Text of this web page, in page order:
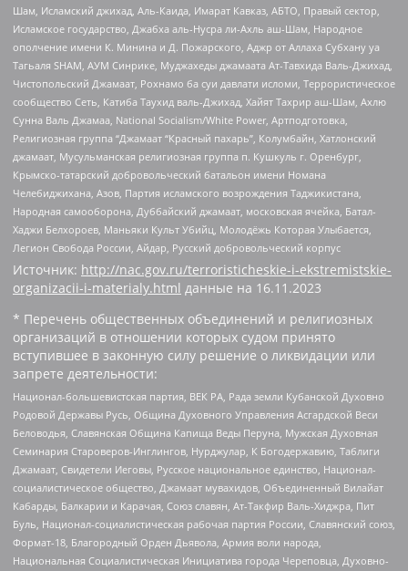
Шам, Исламский джихад, Аль-Каида, Имарат Кавказ, АБТО, Правый сектор,
Исламское государство, Джабха аль-Нусра ли-Ахль аш-Шам, Народное
ополчение имени К. Минина и Д. Пожарского, Аджр от Аллаха Субхану уа
Тагьаля SHAM, АУМ Синрике, Муджахеды джамаата Ат-Тавхида Валь-Джихад,
Чистопольский Джамаат, Рохнамо ба суи давлати исломи, Террористическое
сообщество Сеть, Катиба Таухид валь-Джихад, Хайят Тахрир аш-Шам, Ахлю
Сунна Валь Джамаа, National Socialism/White Power, Артподготовка,
Религиозная группа “Джамаат “Красный пахарь”, Колумбайн, Хатлонский
джамаат, Мусульманская религиозная группа п. Кушкуль г. Оренбург,
Крымско-татарский добровольческий батальон имени Номана
Челебиджихана, Азов, Партия исламского возрождения Таджикистана,
Народная самооборона, Дуббайский джамаат, московская ячейка, Батал-
Хаджи Белхороев, Маньяки Культ Убийц, Молодёжь Которая Улыбается,
Легион Свобода России, Айдар, Русский добровольческий корпус
Источник: http://nac.gov.ru/terroristicheskie-i-ekstremistskie-
organizacii-i-materialy.html данные на 16.11.2023
* Перечень общественных объединений и религиозных
организаций в отношении которых судом принято
вступившее в законную силу решение о ликвидации или
запрете деятельности:
Национал-большевистская партия, ВЕК РА, Рада земли Кубанской Духовно
Родовой Державы Русь, Община Духовного Управления Асгардской Веси
Беловодья, Славянская Община Капища Веды Перуна, Мужская Духовная
Семинария Староверов-Инглингов, Нурджулар, К Богодержавию, Таблиги
Джамаат, Свидетели Иеговы, Русское национальное единство, Национал-
социалистическое общество, Джамаат мувахидов, Объединенный Вилайат
Кабарды, Балкарии и Карачая, Союз славян, Ат-Такфир Валь-Хиджра, Пит
Буль, Национал-социалистическая рабочая партия России, Славянский союз,
Формат-18, Благородный Орден Дьявола, Армия воли народа,
Национальная Социалистическая Инициатива города Череповца, Духовно-